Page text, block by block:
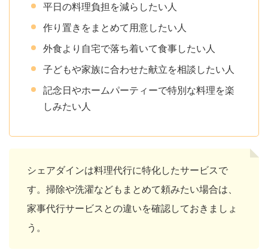
平日の料理負担を減らしたい人
作り置きをまとめて用意したい人
外食より自宅で落ち着いて食事したい人
子どもや家族に合わせた献立を相談したい人
記念日やホームパーティーで特別な料理を楽
しみたい人
シェアダインは料理代行に特化したサービスで
す。掃除や洗濯などもまとめて頼みたい場合は、
家事代行サービスとの違いを確認しておきましょ
う。